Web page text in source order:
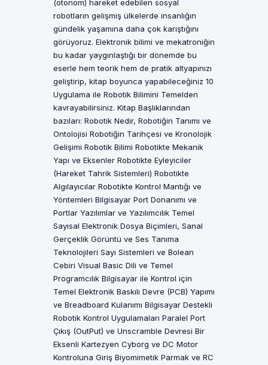
(otonom) hareket edebilen sosyal
robotların gelişmiş ülkelerde insanlığın
gündelik yaşamına daha çok karıştığını
görüyoruz. Elektronik bilimi ve mekatroniğin
bu kadar yaygınlaştığı bir dönemde bu
eserle hem teorik hem de pratik altyapınızı
geliştirip, kitap boyunca yapabileceğiniz 10
Uygulama ile Robotik Bilimini Temelden
kavrayabilirsiniz. Kitap Başlıklarından
bazıları: Robotik Nedir, Robotiğin Tanımı ve
Ontolojisi Robotiğin Tarihçesi ve Kronolojik
Gelişimi Robotik Bilimi Robotikte Mekanik
Yapı ve Eksenler Robotikte Eyleyiciler
(Hareket Tahrik Sistemleri) Robotikte
Algılayıcılar Robotikte Kontrol Mantığı ve
Yöntemleri Bilgisayar Port Donanımı ve
Portlar Yazılımlar ve Yazılımcılık Temel
Sayısal Elektronik Dosya Biçimleri, Sanal
Gerçeklik Görüntü ve Ses Tanıma
Teknolojileri Sayı Sistemleri ve Bolean
Cebiri Visual Basic Dili ve Temel
Programcılık Bilgisayar ile Kontrol için
Temel Elektronik Baskılı Devre (PCB) Yapımı
ve Breadboard Kulanımı Bilgisayar Destekli
Robotik Kontrol Uygulamaları Paralel Port
Çıkış (OutPut) ve Unscramble Devresi Bir
Eksenli Kartezyen Cyborg ve DC Motor
Kontroluna Giriş Biyomimetik Parmak ve RC